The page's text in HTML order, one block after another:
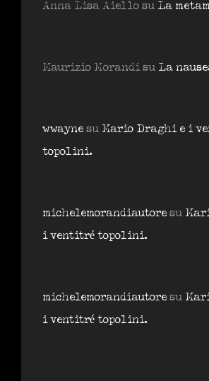
Anna Lisa Aiello su La
Maurizio Morandisu La
wwayne su Mario Draghi e i
topolini.
michelemorandiautore su
i ventitré topolini.
michelemorandiautore su
i ventitré topolini.